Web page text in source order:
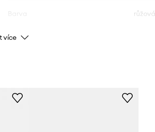
růžová
Značka
ID produktu
více